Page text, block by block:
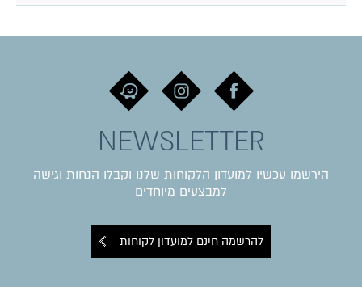
NEWSLETTER
הירשמו עכשיו למועדון הלקוחות שלנו וקבלו הנחות וגישה
למבצעים מיוחדים
להרשמה חינם למועדון לקוחות